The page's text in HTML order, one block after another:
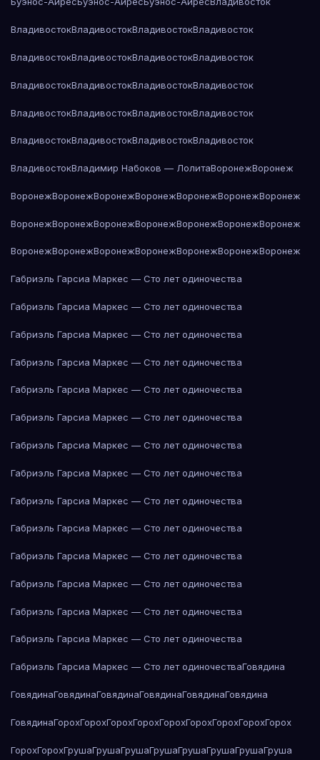
ВладивостокВладивостокВладивостокВладивосток
ВладивостокВладивостокВладивостокВладивосток
ВладивостокВладивостокВладивостокВладивосток
ВладивостокВладивостокВладивостокВладивосток
ВладивостокВладивостокВладивостокВладивосток
ВладивостокВладимир Набоков — ЛолитаВоронежВоронеж
ВоронежВоронежВоронежВоронежВоронежВоронежВоронеж
ВоронежВоронежВоронежВоронежВоронежВоронежВоронеж
ВоронежВоронежВоронежВоронежВоронежВоронежВоронеж
Габриэль Гарсиа Маркес — Сто лет одиночества
Габриэль Гарсиа Маркес — Сто лет одиночества
Габриэль Гарсиа Маркес — Сто лет одиночества
Габриэль Гарсиа Маркес — Сто лет одиночества
Габриэль Гарсиа Маркес — Сто лет одиночества
Габриэль Гарсиа Маркес — Сто лет одиночества
Габриэль Гарсиа Маркес — Сто лет одиночества
Габриэль Гарсиа Маркес — Сто лет одиночества
Габриэль Гарсиа Маркес — Сто лет одиночества
Габриэль Гарсиа Маркес — Сто лет одиночества
Габриэль Гарсиа Маркес — Сто лет одиночества
Габриэль Гарсиа Маркес — Сто лет одиночества
Габриэль Гарсиа Маркес — Сто лет одиночества
Габриэль Гарсиа Маркес — Сто лет одиночества
Габриэль Гарсиа Маркес — Сто лет одиночестваГовядина
ГовядинаГовядинаГовядинаГовядинаГовядинаГовядина
ГовядинаГорохГорохГорохГорохГорохГорохГорохГорохГорох
ГорохГорохГрушаГрушаГрушаГрушаГрушаГрушаГрушаГруша